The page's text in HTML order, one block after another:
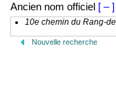
Ancien nom officiel [ – ]
10e chemin du Rang-
Nouvelle recherche